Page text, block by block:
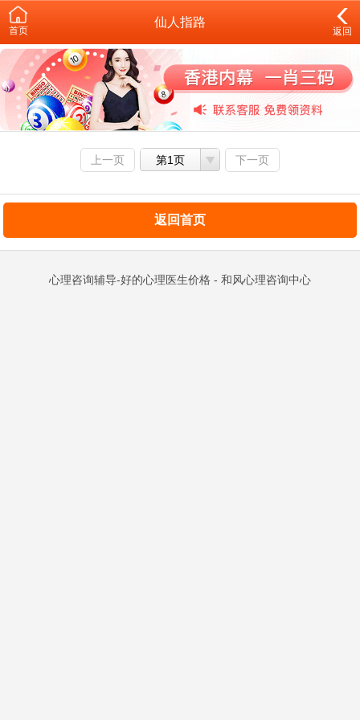
首页
仙人指路
返回
上一页 第1页 下一页
返回首页
心理咨询辅导-好的心理医生价格 - 和风心理咨询中心